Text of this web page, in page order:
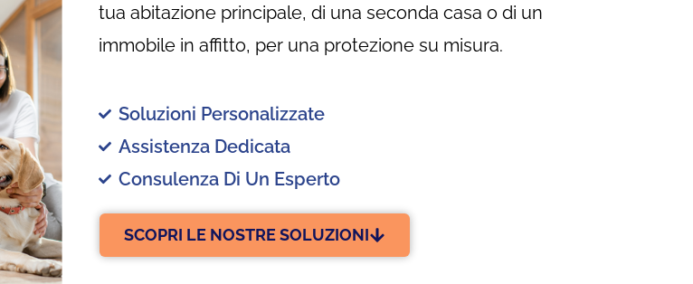
tua abitazione principale, di una seconda casa o di un
immobile in affitto, per una protezione su misura.
Soluzioni Personalizzate
Assistenza Dedicata
Consulenza Di Un Esperto
SCOPRI LE NOSTRE SOLUZIONI